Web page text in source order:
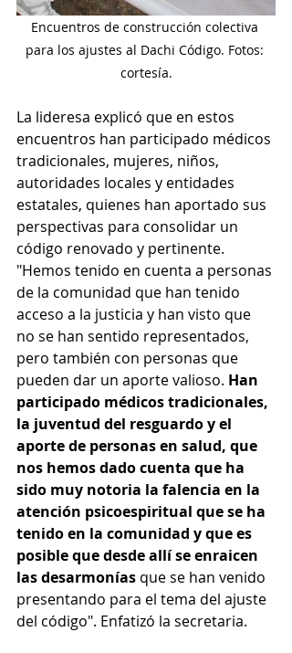
Encuentros de construcción colectiva
para los ajustes al Dachi Código. Fotos:
cortesía.
La lideresa explicó que en estos
encuentros han participado médicos
tradicionales, mujeres, niños,
autoridades locales y entidades
estatales, quienes han aportado sus
perspectivas para consolidar un
código renovado y pertinente.
"Hemos tenido en cuenta a personas
de la comunidad que han tenido
acceso a la justicia y han visto que
no se han sentido representados,
pero también con personas que
pueden dar un aporte valioso. Han
participado médicos tradicionales,
la juventud del resguardo y el
aporte de personas en salud, que
nos hemos dado cuenta que ha
sido muy notoria la falencia en la
atención psicoespiritual que se ha
tenido en la comunidad y que es
posible que desde allí se enraicen
las desarmonías que se han venido
presentando para el tema del ajuste
del código". Enfatizó la secretaria.